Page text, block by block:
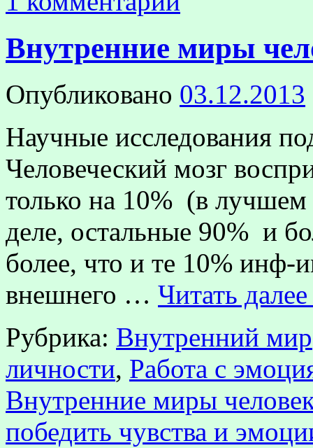
Внутренние миры
Опубликовано 03.12.2013
Научные исследования
Человеческий мозг
только на 10% (в лучшем
деле, остальные 90% и
более, что и те 10% инф-
внешнего … Читать
Рубрика: Внутренний мир
личности, Работа с
Внутренние миры
победить чувства и